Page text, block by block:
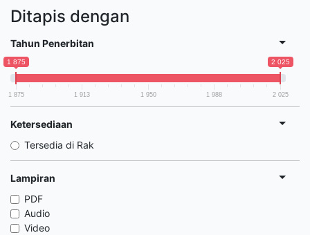
Ditapis dengan
Tahun Penerbitan
1 875 2 025
1 875 1 913 1 950 1 988 2 025
Ketersediaan
Tersedia di Rak
Lampiran
PDF
Audio
Video